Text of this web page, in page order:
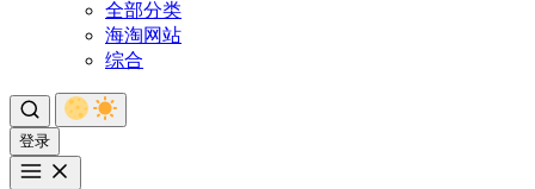
全部分类
海淘网站
综合
登录